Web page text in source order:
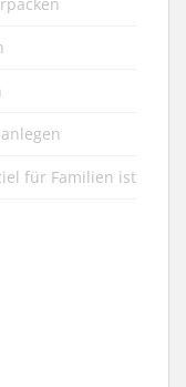
für Familien ist